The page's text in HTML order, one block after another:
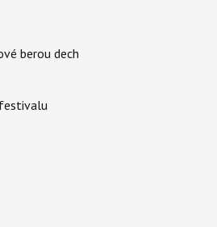
berou dech